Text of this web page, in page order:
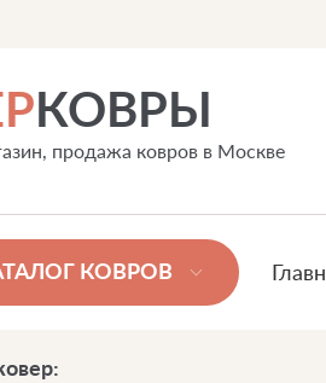
КОВРЫ
продажа ковров в Москве
КОВРОВ